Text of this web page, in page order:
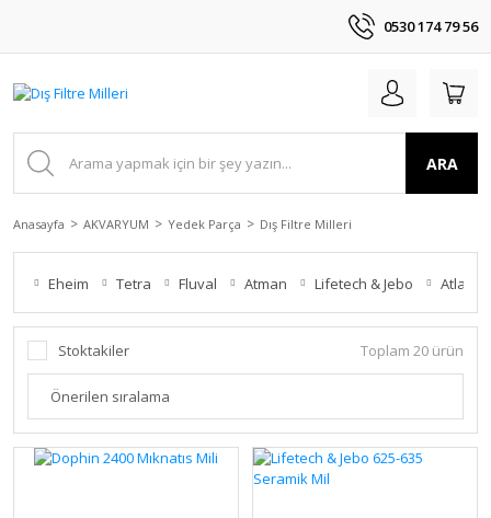
0530 174 79 56
ARA
Anasayfa AKVARYUM Yedek Parça Dış Filtre Milleri
Eheim Tetra Fluval Atman Lifetech & Jebo Atlantik
Stoktakiler Toplam 20 ürün